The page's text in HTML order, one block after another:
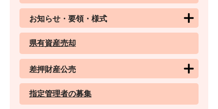
お知らせ・要領・様式
県有資産売却
差押財産公売
指定管理者の募集